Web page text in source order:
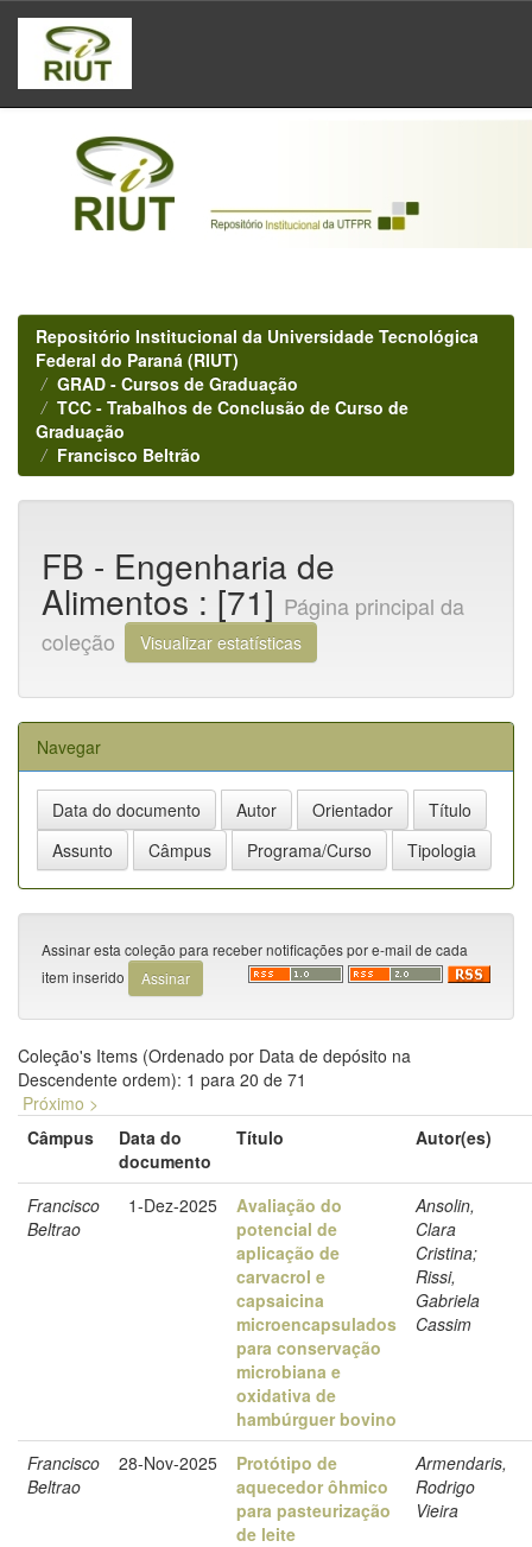
Skip
navigation
Repositório Institucional da Universidade Tecnológica
Federal do Paraná (RIUT)
GRAD - Cursos de Graduação
TCC - Trabalhos de Conclusão de Curso de
Graduação
Francisco Beltrão
FB - Engenharia de
Alimentos : [71] Página principal da
coleção
Visualizar estatísticas
Navegar
Assinar esta coleção para receber notificações por e-mail de cada
item inserido
Coleção's Items (Ordenado por Data de depósito na
Descendente ordem): 1 para 20 de 71
Próximo >
Câmpus
Data do
documento
Título Autor(es)
Francisco
Beltrao
1-Dez-2025
Avaliação do
potencial de
aplicação de
carvacrol e
capsaicina
microencapsulados
para conservação
microbiana e
oxidativa de
hambúrguer bovino
Ansolin,
Clara
Cristina;
Rissi,
Gabriela
Cassim
Francisco
Beltrao
28-Nov-2025
Protótipo de
aquecedor ôhmico
para pasteurização
de leite
Armendaris,
Rodrigo
Vieira